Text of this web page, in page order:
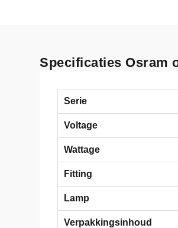
Specificaties Osram
Serie
Voltage
Wattage
Fitting
Lamp
Verpakkingsinhoud